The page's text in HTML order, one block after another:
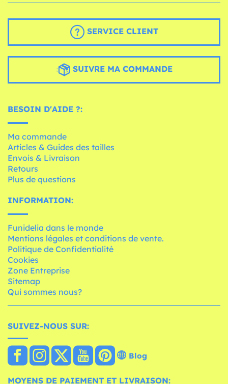
SERVICE CLIENT
SUIVRE MA COMMANDE
BESOIN D'AIDE ?:
Ma commande
Articles & Guides des tailles
Envois & Livraison
Retours
Plus de questions
INFORMATION:
Funidelia dans le monde
Mentions légales et conditions de vente.
Politique de Confidentialité
Cookies
Zone Entreprise
Sitemap
Qui sommes nous?
SUIVEZ-NOUS SUR:
Blog
MOYENS DE PAIEMENT ET LIVRAISON: